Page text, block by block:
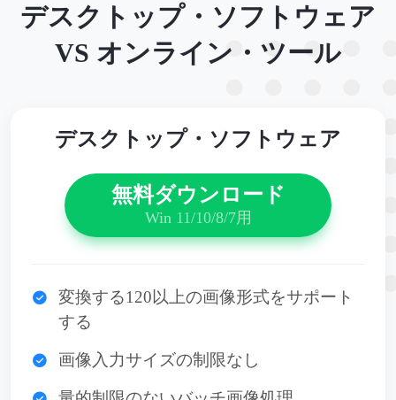
デスクトップ・ソフトウェア
VS オンライン・ツール
デスクトップ・ソフトウェア
無料ダウンロード
Win 11/10/8/7用
変換する120以上の画像形式をサポート
する
画像入力サイズの制限なし